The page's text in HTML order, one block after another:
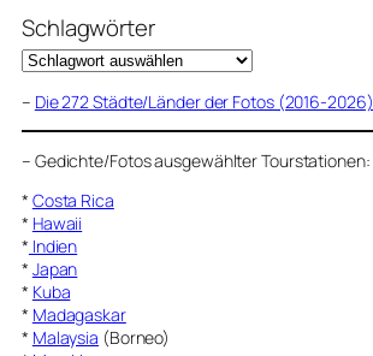
Schlagwörter
– Die 272 Städte/Länder der Fotos (2016-2026)
– Gedichte/Fotos ausgewählter Tourstationen:
* Costa Rica
* Hawaii
* Indien
* Japan
* Kuba
* Madagaskar
* Malaysia (Borneo)